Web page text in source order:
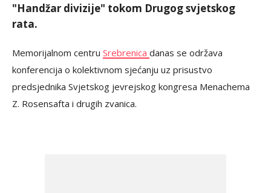
"Handžar divizije" tokom Drugog svjetskog
rata.
Memorijalnom centru Srebrenica danas se održava
konferencija o kolektivnom sjećanju uz prisustvo
predsjednika Svjetskog jevrejskog kongresa Menachema
Z. Rosensafta i drugih zvanica.